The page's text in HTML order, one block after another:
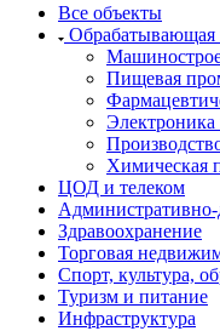
Все объекты
Пищевая
Электроника
Химическая
ЦОД и телеком
Здравоохранение
Торговая
Спорт, культура,
Туризм и питание
Инфраструктура